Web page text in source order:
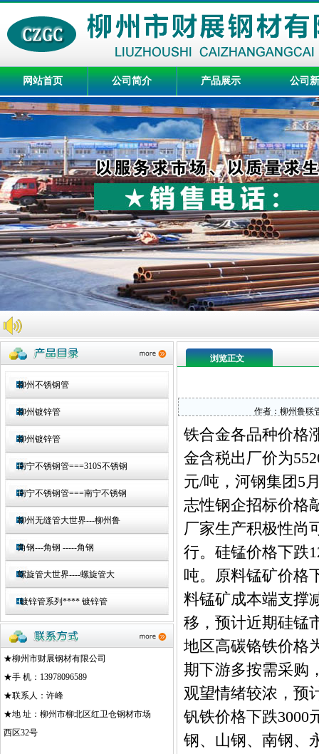
网站首页 公司简介 产品展示 公司
柳州不锈钢管
柳州镀锌管
柳州镀锌管
南宁不锈钢管===310S不锈钢
南宁不锈钢管===南宁不锈钢
柳州无缝管大世界---柳州鲁
角钢---角钢 -----角钢
螺旋管大世界----螺旋管大
镀锌管系列**** 镀锌管
★柳州市财展钢材有限公司
★手 机：13978096589
★联系人：许峰
★地 址：柳州市柳北区红卫仓钢材市场
西区32号
浏览正文
作者：柳州鲁联
铁合金各品种价格
金含税出厂价为
元/吨，河钢集团5
志性钢企招标价格
厂家生产积极性尚
行。硅锰价格下跌
吨。原料锰矿价格
料锰矿成本端支撑
移，预计近期硅
地区高碳铬铁价格
期下游多按需采购
观望情绪较浓，
钒铁价格下跌3000
钢、山钢、南钢、